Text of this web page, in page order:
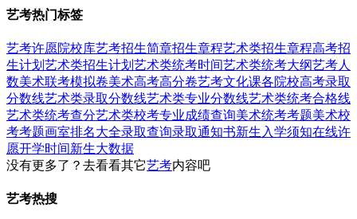
艺考热门标签
艺考许愿院校库艺考招生简章招生章程艺术类招生章程高考招
生计划 艺术类招生计划 艺术类统考时间艺术类统考大纲艺考人
数美术联考模拟卷美术高考高分卷艺考文化课各院校高考录取
分数线艺术类录取分数线艺术类专业分数线艺术类统考合格线
艺术类统考查分艺术类校考专业成绩查询美术统考考题美术校
考考题画室排名大全录取查询录取通知书新生入学须知在线许
愿开学时间新生大数据
没有更多了？去看看其它艺考内容吧
艺考热搜